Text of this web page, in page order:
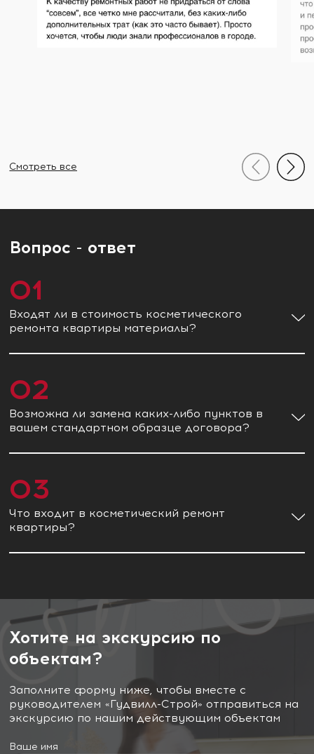
Смотреть все
Вопрос - ответ
01
Входят ли в стоимость косметического
ремонта квартиры материалы?
02
Возможна ли замена каких-либо пунктов в
вашем стандартном образце договора?
03
Что входит в косметический ремонт
квартиры?
Хотите на экскурсию по
объектам?
Заполните форму ниже, чтобы вместе с
руководителем «Гудвилл-Строй» отправиться на
экскурсию по нашим действующим объектам
Ваше имя